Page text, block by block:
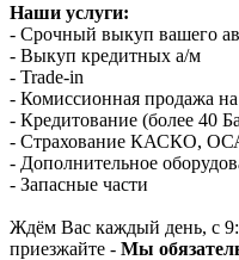
Наши услуги:
- Срочный выкуп вашего
- Выкуп кредитных а/м
- Trade-in
- Комиссионная продажа
- Кредитование (более 40
- Страхование КАСКО,
- Дополнительное
- Запасные части
Ждём Вас каждый день, с
приезжайте - Мы